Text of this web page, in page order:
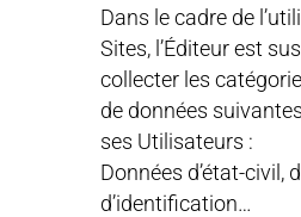
Dans le cadre de
Sites, l’Éditeur est
collecter les
de données
ses Utilisateurs :
Données d’état-civil,
d’identification…